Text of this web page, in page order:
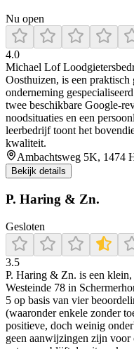
Nu open
4.0
Michael Lof
Oosthuizen, is een
onderneming
twee beschikbare Google-
noodsituaties en een
leerbedrijf toont het
kwaliteit.
Ambachtsweg 5K, 1474
Bekijk details
P. Haring & Zn.
Gesloten
3.5
P. Haring & Zn. is een
Westeinde 78 in
5 op basis van vier
(waaronder enkele zonder
positieve, doch weinig
geen aanwijzingen zijn voor